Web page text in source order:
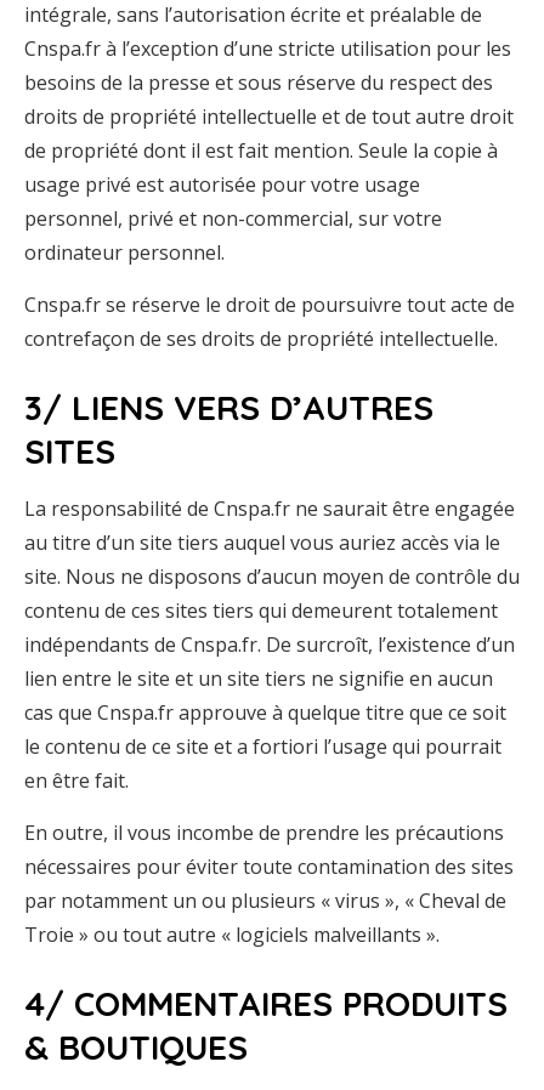
intégrale, sans l’autorisation écrite et préalable de
Cnspa.fr à l’exception d’une stricte utilisation pour les
besoins de la presse et sous réserve du respect des
droits de propriété intellectuelle et de tout autre droit
de propriété dont il est fait mention. Seule la copie à
usage privé est autorisée pour votre usage
personnel, privé et non-commercial, sur votre
ordinateur personnel.
Cnspa.fr se réserve le droit de poursuivre tout acte de
contrefaçon de ses droits de propriété intellectuelle.
3/ LIENS VERS D’AUTRES
SITES
La responsabilité de Cnspa.fr ne saurait être engagée
au titre d’un site tiers auquel vous auriez accès via le
site. Nous ne disposons d’aucun moyen de contrôle du
contenu de ces sites tiers qui demeurent totalement
indépendants de Cnspa.fr. De surcroît, l’existence d’un
lien entre le site et un site tiers ne signifie en aucun
cas que Cnspa.fr approuve à quelque titre que ce soit
le contenu de ce site et a fortiori l’usage qui pourrait
en être fait.
En outre, il vous incombe de prendre les précautions
nécessaires pour éviter toute contamination des sites
par notamment un ou plusieurs « virus », « Cheval de
Troie » ou tout autre « logiciels malveillants ».
4/ COMMENTAIRES PRODUITS
& BOUTIQUES